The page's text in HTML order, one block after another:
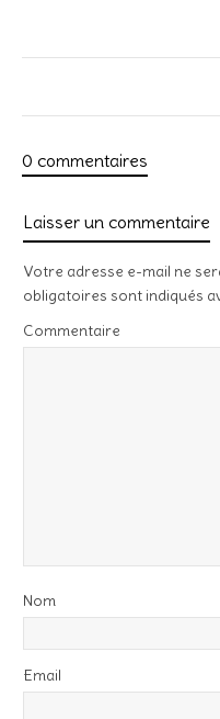
0 commentaires
Laisser un commentaire
Votre adresse e-mail ne
obligatoires sont indiqués
Commentaire
Nom
Email